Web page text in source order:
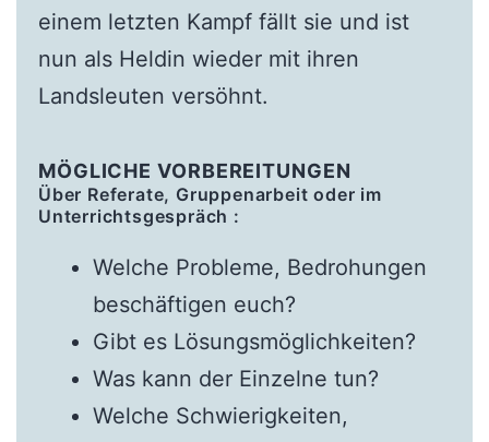
einem letzten Kampf fällt sie und ist
nun als Heldin wieder mit ihren
Landsleuten versöhnt.
MÖGLICHE VORBEREITUNGEN
Über Referate, Gruppenarbeit oder im
Unterrichtsgespräch :
Welche Probleme, Bedrohungen
beschäftigen euch?
Gibt es Lösungsmöglichkeiten?
Was kann der Einzelne tun?
Welche Schwierigkeiten,